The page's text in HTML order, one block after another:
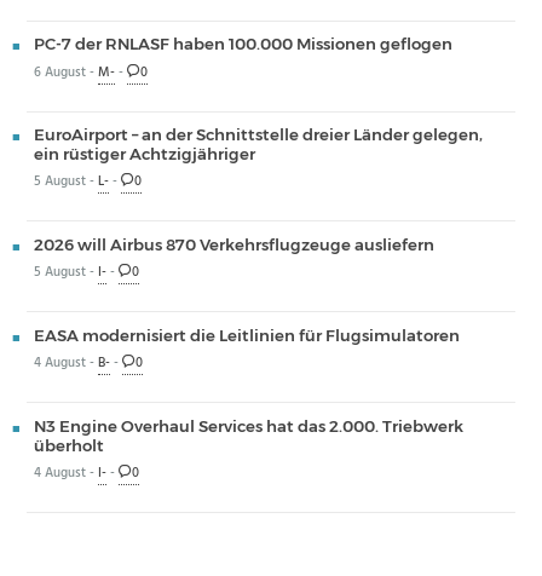
PC-7 der RNLASF haben 100.000 Missionen geflogen
6 August -M-- 0
EuroAirport – an der Schnittstelle dreier Länder gelegen,
ein rüstiger Achtzigjähriger
5 August -L-- 0
2026 will Airbus 870 Verkehrsflugzeuge ausliefern
5 August - I-- 0
EASA modernisiert die Leitlinien für Flugsimulatoren
4 August -B-- 0
N3 Engine Overhaul Services hat das 2.000. Triebwerk
überholt
4 August - I-- 0